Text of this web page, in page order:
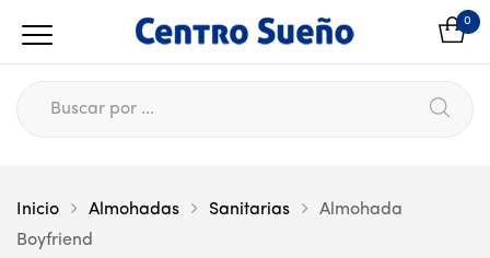
0
Inicio Almohadas Sanitarias
Almohada
Boyfriend